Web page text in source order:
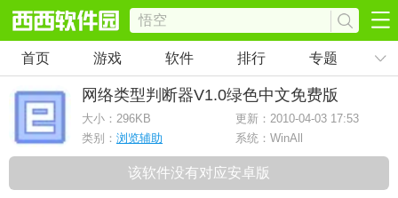
首页 游戏 软件 排行 专题
网络类型判断器V1.0绿色中文免费版
大小： 296KB
更新：2010-04-03 17:53
类别： 浏览辅助 系统：WinAll
该软件没有对应安卓版